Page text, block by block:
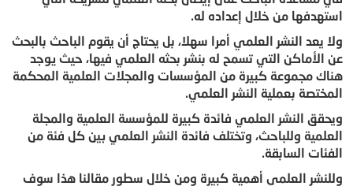
استهدفها من خلال إعداده له.
ولا يعد النشر العلمي أمرا سهلا، بل يحتاج أن يقوم الباحث بالبحث
عن الأماكن التي تسمح له بنشر بحثه العلمي فيها، حيث يوجد
هناك مجموعة كبيرة من المؤسسات والمجلات العلمية المحكمة
المختصة بعملية النشر العلمي.
ويحقق النشر العلمي فائدة كبيرة للمؤسسة العلمية والمجلة
العلمية وللباحث، وتختلف فائدة النشر العلمي بين كل فئة من
الفئات السابقة.
وللنشر العلمي أهمية كبيرة ومن خلال سطور مقالنا هذا سوف